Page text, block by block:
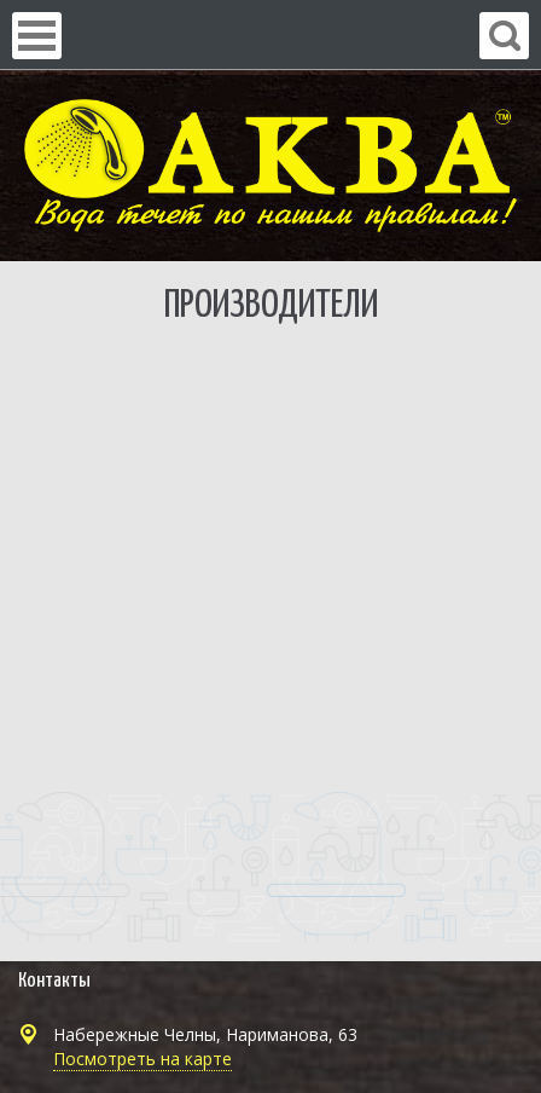
ПРОИЗВОДИТЕЛИ
Контакты
Набережные Челны, Нариманова, 63
Посмотреть на карте